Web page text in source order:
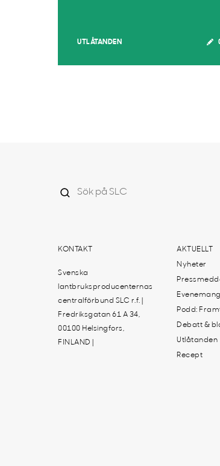
UTLÅTANDEN
KONTAKT
Svenska
lantbruksproducenternas
centralförbund SLC r.f. |
Fredriksgatan 61 A 34,
00100 Helsingfors,
FINLAND |
AKTUELLT
Nyheter
Evenemang
Podd:
Debatt &
Utlåtanden
Recept